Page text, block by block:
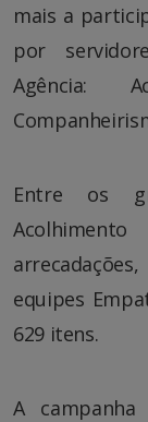
mais a
por
Agência:
Entre os
equipes
629 itens.
A